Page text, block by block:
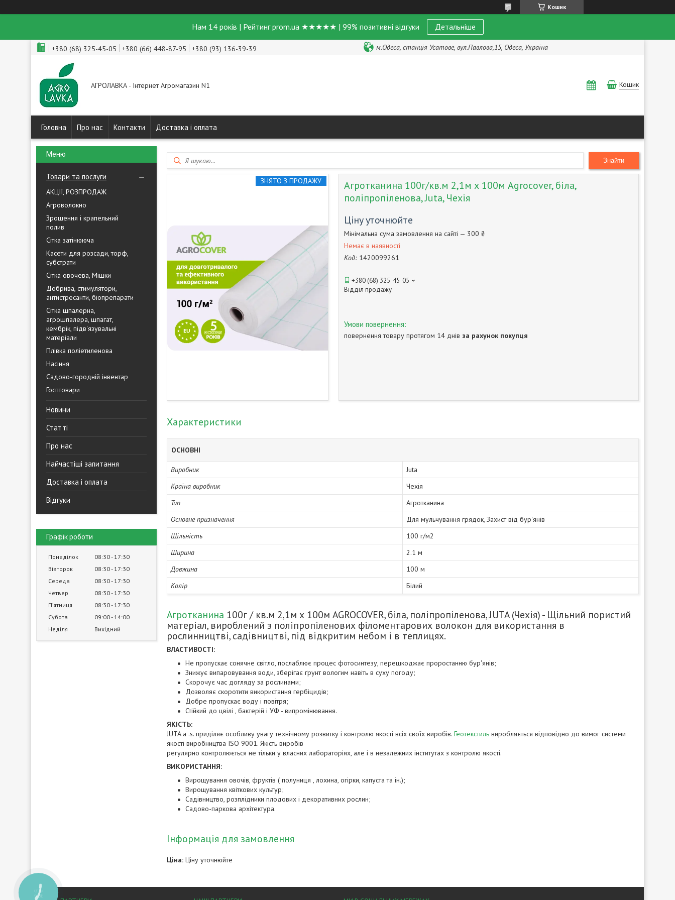
Кошик
Нам 14 років | Рейтинг prom.ua ★★★★★ | 99% позитивні відгуки Детальніше
+380 (68) 325-45-05 +380 (66) 448-87-95 +380 (93) 136-39-39 м.Одеса, станція Усатове, вул.Павлова,15, Одеса, Україна
АГРОЛАВКА - Інтернет Агромагазин N1 Кошик
Головна Про нас Контакти Доставка і оплата
Товари та послуги
АКЦІЇ, РОЗПРОДАЖ
Агроволокно
Зрошення і крапельний
полив
Сітка затінююча
Касети для розсади, торф,
субстрати
Сітка овочева, Мішки
Добрива, стимулятори,
антистресанти, біопрепарати
Сітка шпалерна,
агрошпалера, шпагат,
кембрік, підв'язувальні
матеріали
Плівка поліетиленова
Насіння
Садово-городній інвентар
Госптовари
Новини
Статті
Про нас
Найчастіші запитання
Доставка і оплата
Відгуки
Графік роботи
Понеділок 08:30 17:30
Вівторок
08:30 17:30
Середа
08:30 17:30
Четвер
08:30 17:30
Пʼятниця
08:30 17:30
Субота
09:00 14:00
Неділя
Вихідний
Знайти
ЗНЯТО З ПРОДАЖУ
Агротканина 100г/кв.м 2,1м х 100м Agrocover, біла,
поліпропіленова, Juta, Чехія
Ціну уточнюйте
Мінімальна сума замовлення на сайті — 300 ₴
Немає в наявності
Код: 1420099261
+380 (68) 325-45-05
Відділ продажу
повернення товару протягом 14 днів за рахунок покупця
Характеристики
ОСНОВНІ
Виробник
Juta
Країна виробник
Чехія
Тип
Агротканина
Основне призначення
Для мульчування грядок, Захист від бур'янів
Щільність
100 г/м2
Ширина
2.1 м
Довжина
100 м
Колір
Білий
Агротканина 100г / кв.м 2,1м х 100м AGROCOVER, біла, поліпропіленова, JUTA (Чехія) - Щільний пористий
матеріал, вироблений з поліпропіленових філоментарових волокон для використання в
рослинництві, садівництві, під відкритим небом і в теплицях.
ВЛАСТИВОСТІ:
Не пропускає сонячне світло, послаблює процес фотосинтезу, перешкоджає проростанню бур'янів;
Знижує випаровування води, зберігає ґрунт вологим навіть в суху погоду;
Скорочує час догляду за рослинами;
Дозволяє скоротити використання гербіцидів;
Добре пропускає воду і повітря;
Стійкий до цвілі , бактерій і УФ - випромінювання.
ЯКІСТЬ:
JUTA a .s. приділяє особливу увагу технічному розвитку і контролю якості всіх своїх виробів. Геотекстиль виробляється відповідно до вимог системи
якості виробництва ISO 9001. Якість виробів
регулярно контролюється не тільки у власних лабораторіях, але і в незалежних інститутах з контролю якості.
ВИКОРИСТАННЯ:
Вирощування овочів, фруктів ( полуниця , лохина, огірки, капуста та ін.);
Вирощування квіткових культур;
Садівництво, розплідники плодових і декоративних рослин;
Садово-паркова архітектура.
Інформація для замовлення
Ціна: Ціну уточнюйте
КНОПКА
ЗВ'ЯЗКУ